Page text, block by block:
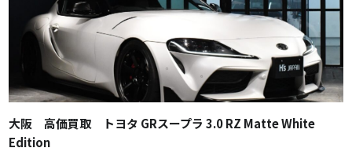
大阪 高価買取 トヨタ GRスープラ 3.0 RZ Matte White
Edition